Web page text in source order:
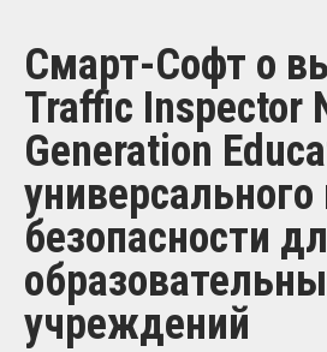
Смарт-Софт о
Traffic Inspector
Generation
безопасности
учреждений